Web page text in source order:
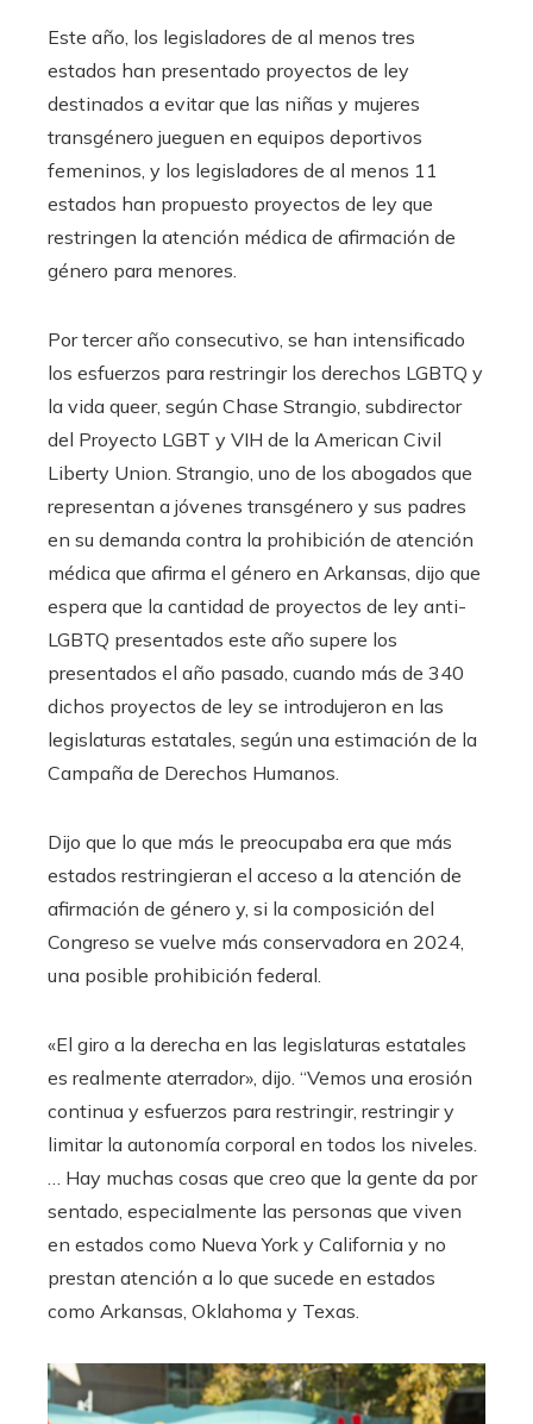
Este año, los legisladores de al menos tres
estados han presentado proyectos de ley
destinados a evitar que las niñas y mujeres
transgénero jueguen en equipos deportivos
femeninos, y los legisladores de al menos 11
estados han propuesto proyectos de ley que
restringen la atención médica de afirmación de
género para menores.
Por tercer año consecutivo, se han intensificado
los esfuerzos para restringir los derechos LGBTQ y
la vida queer, según Chase Strangio, subdirector
del Proyecto LGBT y VIH de la American Civil
Liberty Union. Strangio, uno de los abogados que
representan a jóvenes transgénero y sus padres
en su demanda contra la prohibición de atención
médica que afirma el género en Arkansas, dijo que
espera que la cantidad de proyectos de ley anti-
LGBTQ presentados este año supere los
presentados el año pasado, cuando más de 340
dichos proyectos de ley se introdujeron en las
legislaturas estatales, según una estimación de la
Campaña de Derechos Humanos.
Dijo que lo que más le preocupaba era que más
estados restringieran el acceso a la atención de
afirmación de género y, si la composición del
Congreso se vuelve más conservadora en 2024,
una posible prohibición federal.
«El giro a la derecha en las legislaturas estatales
es realmente aterrador», dijo. “Vemos una erosión
continua y esfuerzos para restringir, restringir y
limitar la autonomía corporal en todos los niveles.
… Hay muchas cosas que creo que la gente da por
sentado, especialmente las personas que viven
en estados como Nueva York y California y no
prestan atención a lo que sucede en estados
como Arkansas, Oklahoma y Texas.